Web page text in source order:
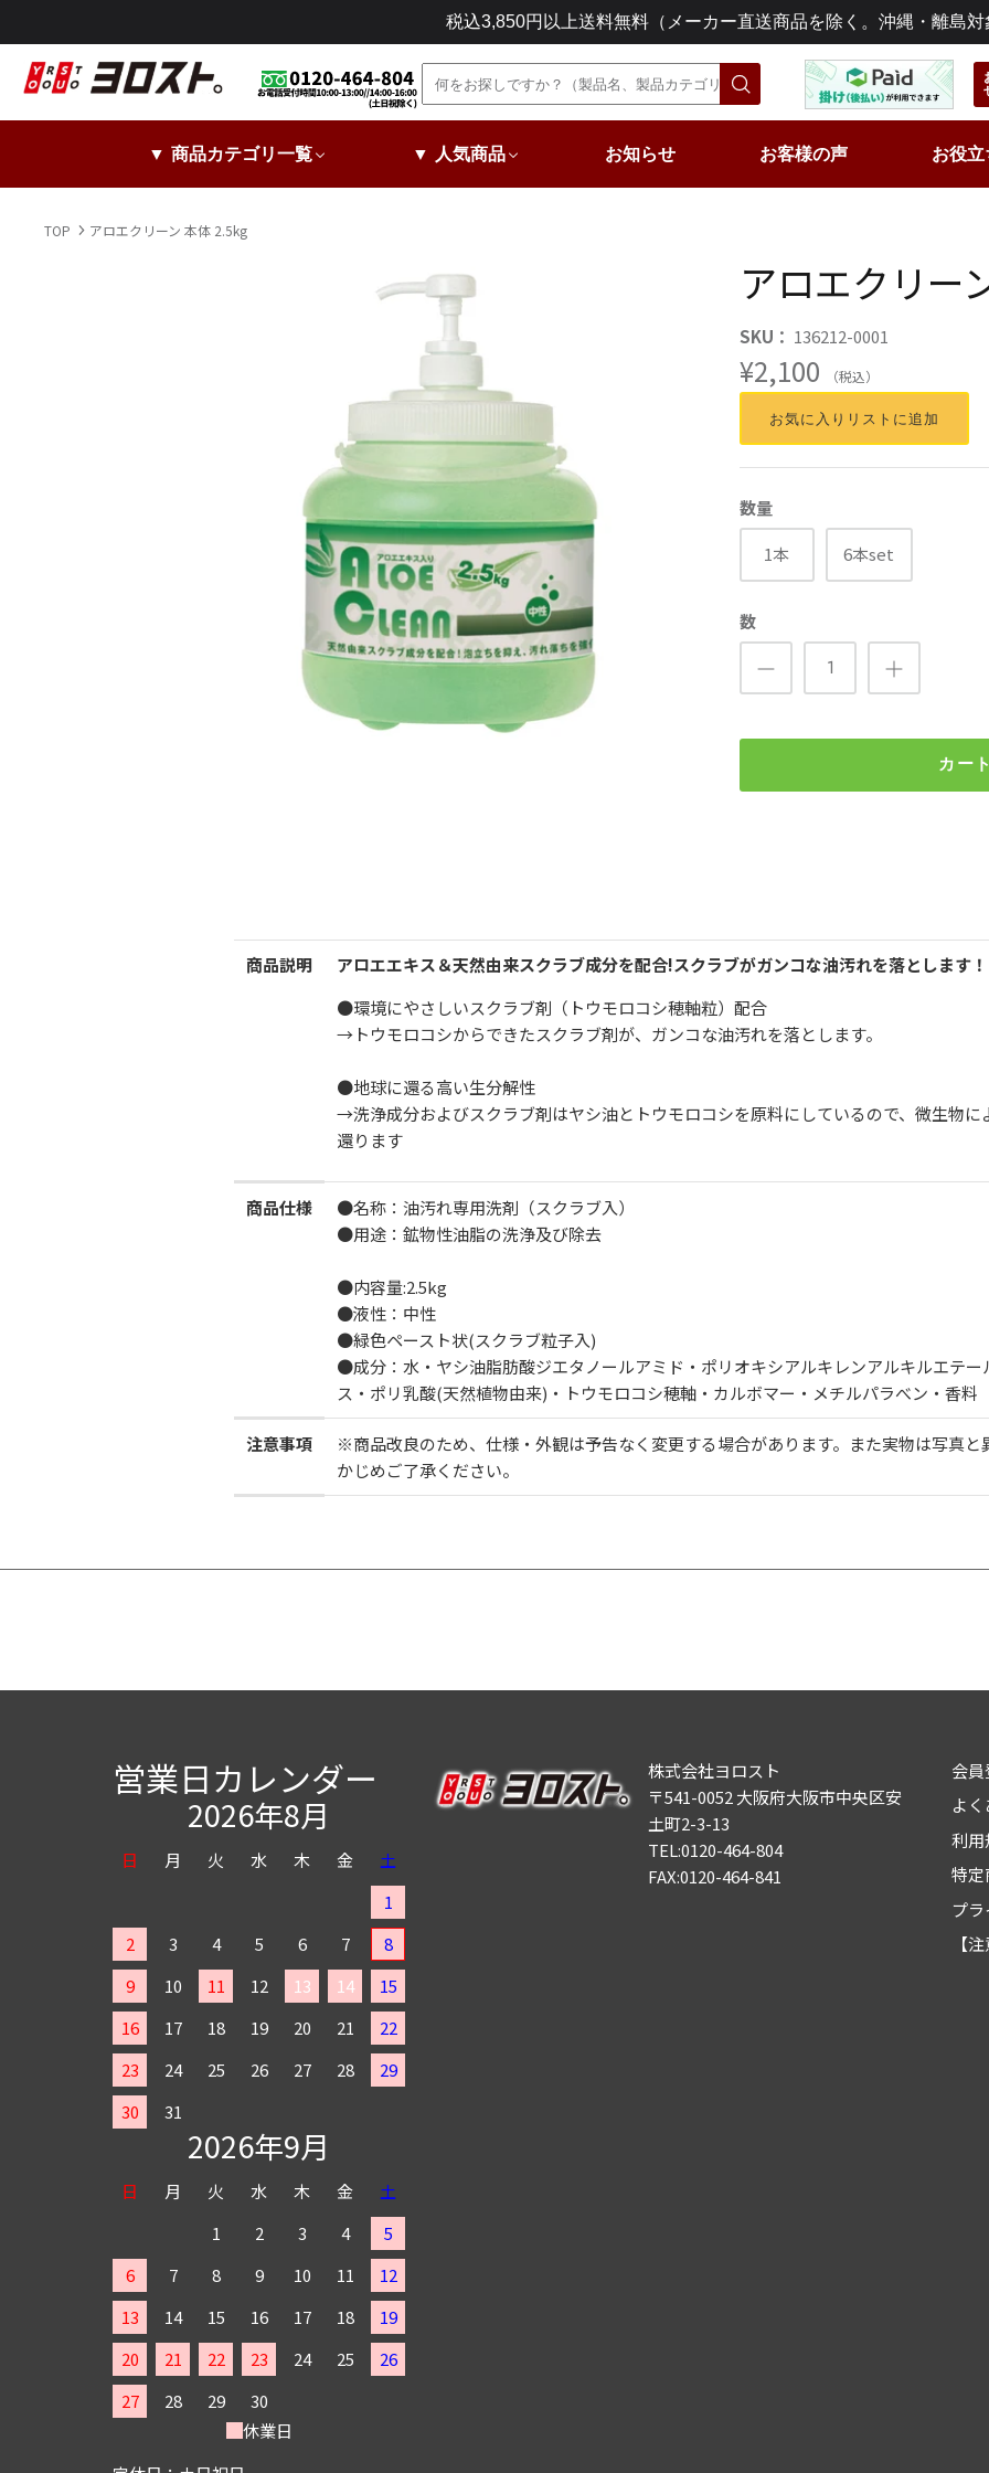
ツ
税込3,850円以上送料無料（メーカー直送商品を除く。沖縄・離島対
▼ 商品カテゴリ一覧 ▼ 人気商品 お知らせ お客様の声 お役
TOP アロエクリーン 本体 2.5kg
アロエクリー
SKU： 136212-0001
¥2,100 （税込）
お気に入りリストに追加
数量
1本 6本set
数
カー
商品説明
アロエエキス＆天然由来スクラブ成分を配合!スクラブがガンコな油汚れを落とします！
●環境にやさしいスクラブ剤（トウモロコシ穂軸粒）配合
→トウモロコシからできたスクラブ剤が、ガンコな油汚れを落とします。
●地球に還る高い生分解性
→洗浄成分およびスクラブ剤はヤシ油とトウモロコシを原料にしているので、微生物に
還ります
商品仕様
●名称：油汚れ専用洗剤（スクラブ入）
●用途：鉱物性油脂の洗浄及び除去
●内容量:2.5kg
●液性：中性
●緑色ペースト状(スクラブ粒子入)
●成分：水・ヤシ油脂肪酸ジエタノールアミド・ポリオキシアルキレンアルキルエテ
ス・ポリ乳酸(天然植物由来)・トウモロコシ穂軸・カルボマー・メチルパラべン・香料
注意事項
※商品改良のため、仕様・外観は予告なく変更する場合があります。また実物は写真と
かじめご了承ください。
営業日カレンダー
2026年8月
日 月 火 水 木 金
土
1
2
3 4 5 6 7
8
9
10 11 12 13 14
15
16
17 18 19 20 21
22
23
24 25 26 27 28
29
30
31
2026年9月
日 月 火 水 木 金
土
1
2 3 4
5
6
7 8 9 10 11
12
13
14 15 16 17 18
19
20
21 22 23 24 25
26
27
28 29
30
休業日
株式会社ヨロスト
〒541-0052 大阪府大阪市中央区安
土町2-3-13
TEL:0120-464-804
FAX:0120-464-841
会
よ
利用
特定
プ
【